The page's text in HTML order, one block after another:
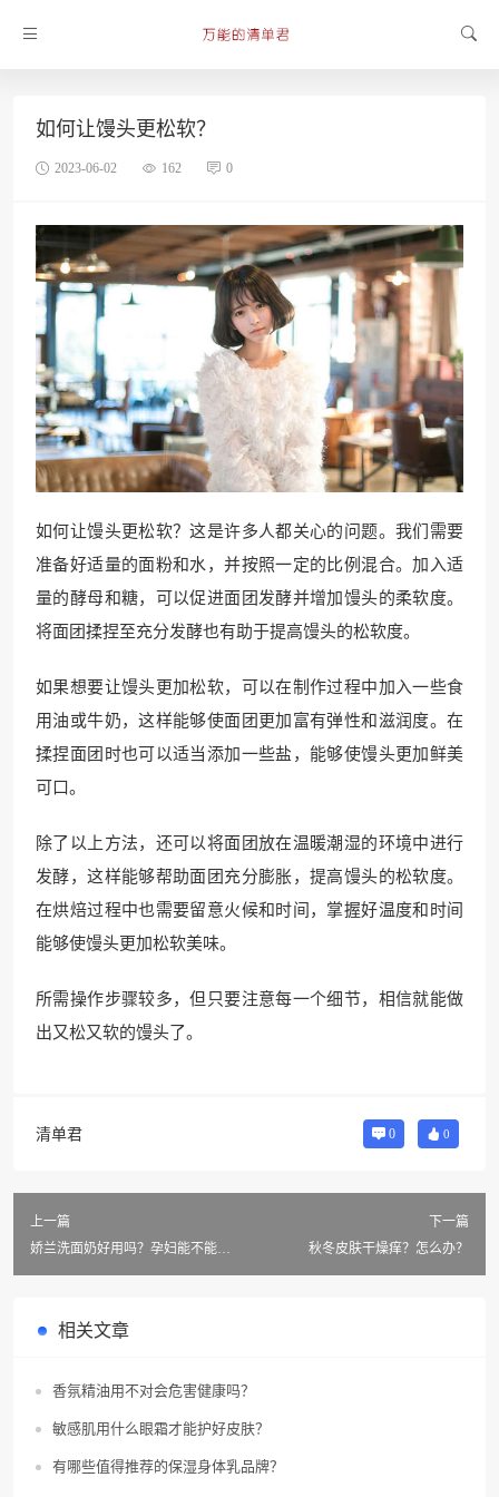
如何让馒头更松软？
2023-06-02 162 0
如何让馒头更松软？这是许多人都关心的问题。我们需要
准备好适量的面粉和水，并按照一定的比例混合。加入适
量的酵母和糖，可以促进面团发酵并增加馒头的柔软度。
将面团揉捏至充分发酵也有助于提高馒头的松软度。
如果想要让馒头更加松软，可以在制作过程中加入一些食
用油或牛奶，这样能够使面团更加富有弹性和滋润度。在
揉捏面团时也可以适当添加一些盐，能够使馒头更加鲜美
可口。
除了以上方法，还可以将面团放在温暖潮湿的环境中进行
发酵，这样能够帮助面团充分膨胀，提高馒头的松软度。
在烘焙过程中也需要留意火候和时间，掌握好温度和时间
能够使馒头更加松软美味。
所需操作步骤较多，但只要注意每一个细节，相信就能做
出又松又软的馒头了。
清单君 0 0
上一篇
娇兰洗面奶好用吗？孕妇能不能
下一篇
秋冬皮肤干燥痒？怎么办？
相关文章
香氛精油用不对会危害健康吗？
敏感肌用什么眼霜才能护好皮肤？
有哪些值得推荐的保湿身体乳品牌？